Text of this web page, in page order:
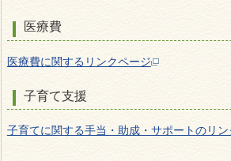
医療費
医療費に関するリンクページ
子育て支援
子育てに関する手当・助成・サポートのリン